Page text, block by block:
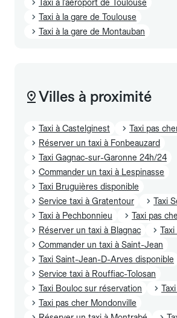
Taxi à l'aéroport de Toulouse
Taxi à la gare de Toulouse
Taxi à la gare de Montauban
Villes à proximité
Taxi à Castelginest
Taxi pas
Réserver un taxi à Fonbeauzard
Taxi Gagnac-sur-Garonne 24h/24
Commander un taxi à Lespinasse
Taxi Bruguières disponible
Service taxi à Gratentour
Taxi
Taxi à Pechbonnieu
Taxi pas
Réserver un taxi à Blagnac
Commander un taxi à Saint-Jean
Taxi Saint-Jean-D-Arves disponible
Service taxi à Rouffiac-Tolosan
Taxi Bouloc sur réservation
Taxi pas cher Mondonville